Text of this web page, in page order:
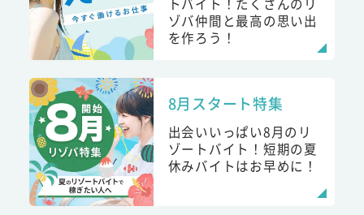
ゾバ仲間と最高の思い出
を作ろう！
8月スタート特集
出会いいっぱい8月のリ
ゾートバイト！短期の夏
休みバイトはお早めに！